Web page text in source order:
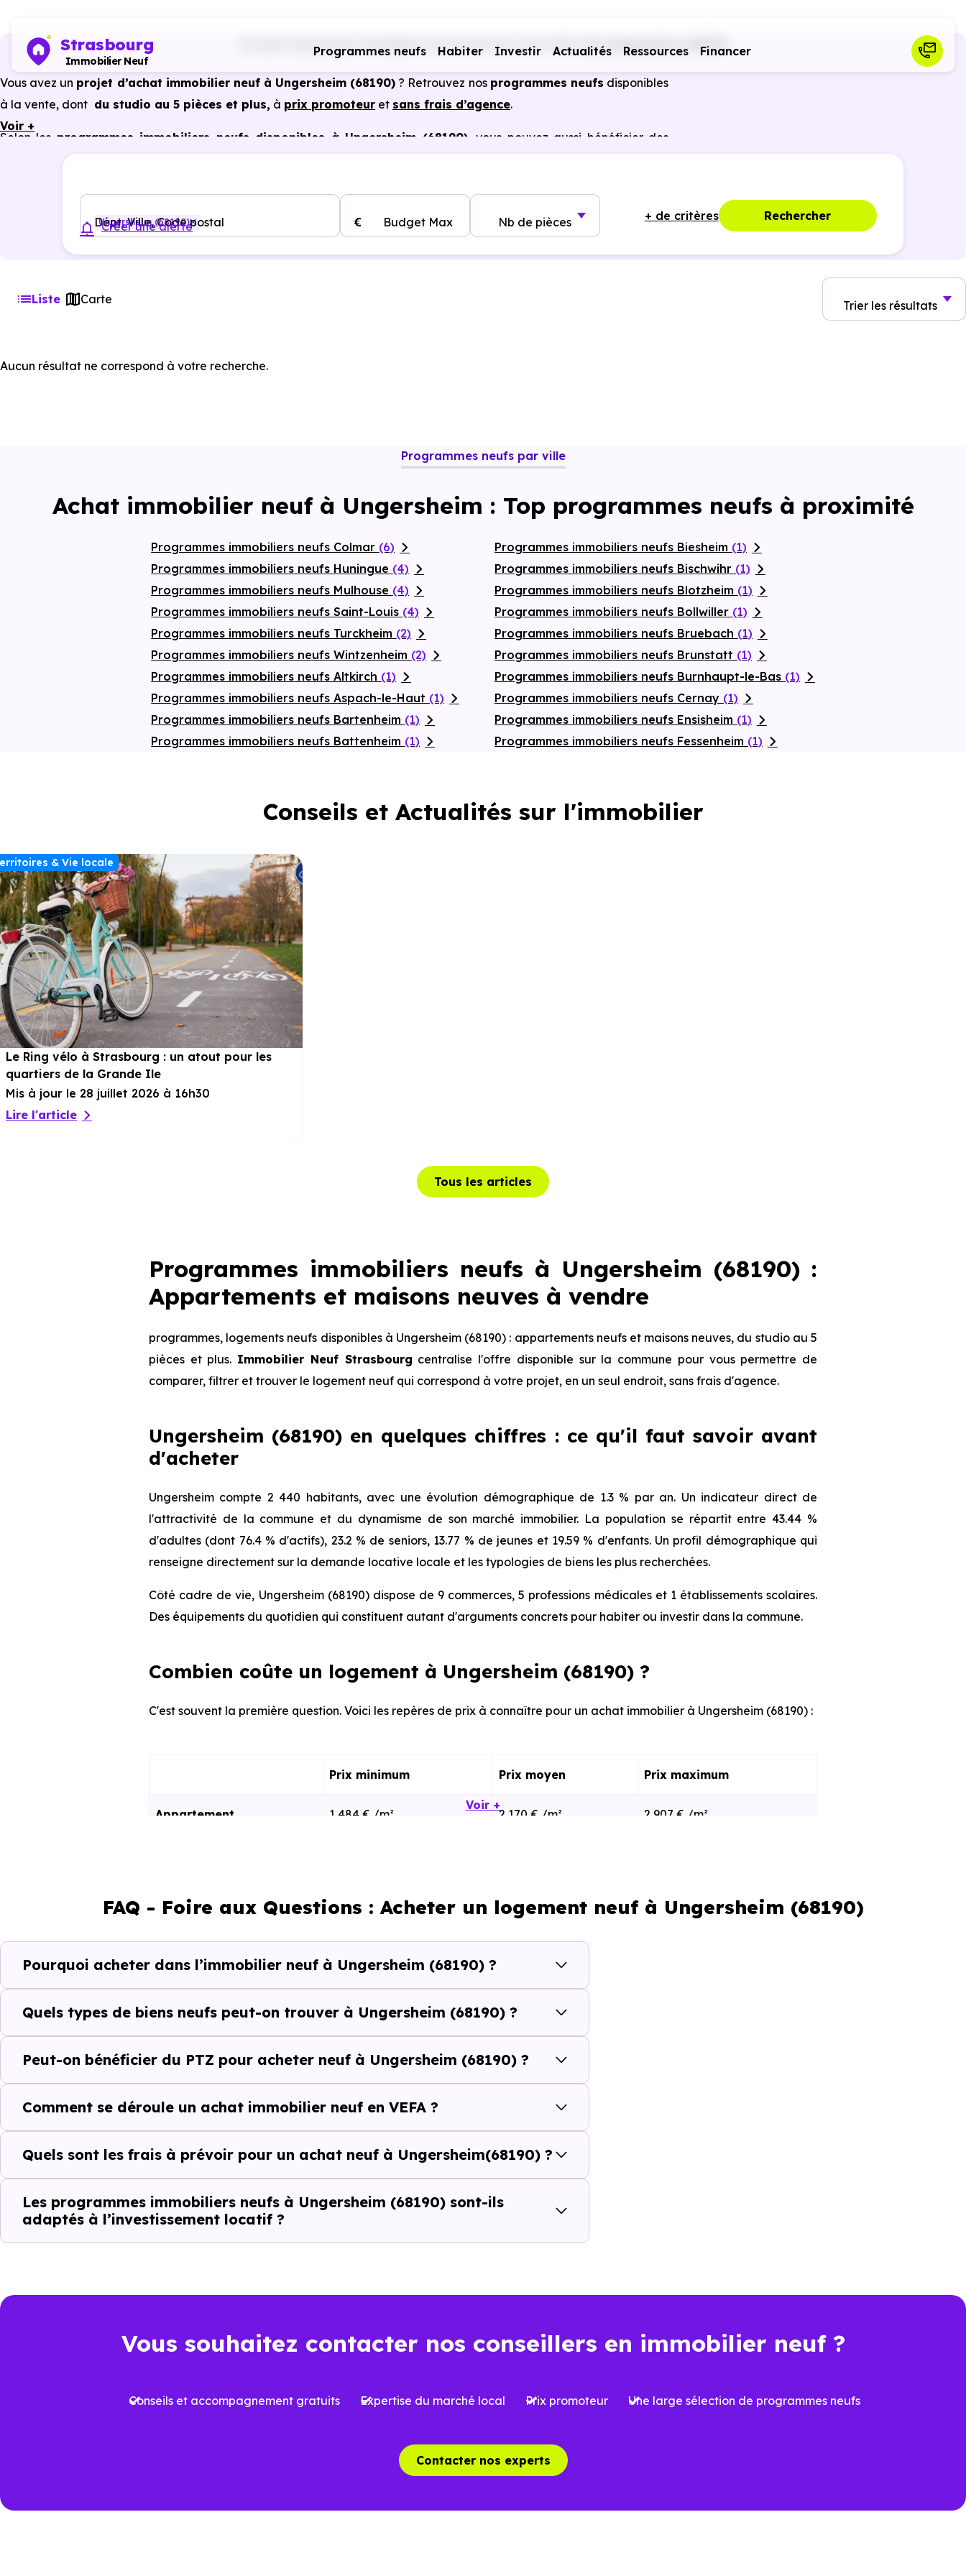
Strasbourg
Immobilier Neuf
Programmes neufs Habiter Investir Actualités Ressources Financer
Programmes immobiliers neufs Grand Est Haut-Rhin (68) Ungersheim (68190)
Vous avez un projet d’achat immobilier neuf à Ungersheim (68190) ? Retrouvez nos programmes neufs disponibles
à la vente, dont du studio au 5 pièces et plus, à prix promoteur et sans frais d’agence.
Selon les programmes immobiliers neufs disponibles à Ungersheim (68190) , vous pouvez aussi bénéficier des
Voir +
Dépt, Ville, Code postal
Ungersheim (68190) Budget Max
€ Nb de pièces + de critères Rechercher
Créer une alerte
Liste Carte Trier les résultats
Aucun résultat ne correspond à votre recherche.
Programmes neufs par ville
Achat immobilier neuf à Ungersheim : Top programmes neufs à proximité
Programmes immobiliers neufs Colmar (6)
Programmes immobiliers neufs Huningue (4)
Programmes immobiliers neufs Mulhouse (4)
Programmes immobiliers neufs Saint-Louis (4)
Programmes immobiliers neufs Turckheim (2)
Programmes immobiliers neufs Wintzenheim (2)
Programmes immobiliers neufs Altkirch (1)
Programmes immobiliers neufs Aspach-le-Haut (1)
Programmes immobiliers neufs Bartenheim (1)
Programmes immobiliers neufs Battenheim (1)
Programmes immobiliers neufs Biesheim (1)
Programmes immobiliers neufs Bischwihr (1)
Programmes immobiliers neufs Blotzheim (1)
Programmes immobiliers neufs Bollwiller (1)
Programmes immobiliers neufs Bruebach (1)
Programmes immobiliers neufs Brunstatt (1)
Programmes immobiliers neufs Burnhaupt-le-Bas (1)
Programmes immobiliers neufs Cernay (1)
Programmes immobiliers neufs Ensisheim (1)
Programmes immobiliers neufs Fessenheim (1)
Conseils et Actualités sur l'immobilier
& Vie locale
Le Ring vélo à Strasbourg : un atout pour les
quartiers de la Grande Ile
Mis à jour le 28 juillet 2026 à 16h30
Lire l'article
Tous les articles
Programmes immobiliers neufs à Ungersheim (68190) :
Appartements et maisons neuves à vendre
programmes, logements neufs disponibles à Ungersheim (68190) : appartements neufs et maisons neuves, du studio au 5
pièces et plus. Immobilier Neuf Strasbourg centralise l'offre disponible sur la commune pour vous permettre de
comparer, filtrer et trouver le logement neuf qui correspond à votre projet, en un seul endroit, sans frais d'agence.
Ungersheim (68190) en quelques chiffres : ce qu'il faut savoir avant
d'acheter
Ungersheim compte 2 440 habitants, avec une évolution démographique de 1.3 % par an. Un indicateur direct de
l'attractivité de la commune et du dynamisme de son marché immobilier. La population se répartit entre 43.44 %
d'adultes (dont 76.4 % d'actifs), 23.2 % de seniors, 13.77 % de jeunes et 19.59 % d'enfants. Un profil démographique qui
renseigne directement sur la demande locative locale et les typologies de biens les plus recherchées.
Côté cadre de vie, Ungersheim (68190) dispose de 9 commerces, 5 professions médicales et 1 établissements scolaires.
Des équipements du quotidien qui constituent autant d'arguments concrets pour habiter ou investir dans la commune.
Combien coûte un logement à Ungersheim (68190) ?
C'est souvent la première question. Voici les repères de prix à connaître pour un achat immobilier à Ungersheim (68190) :
Prix minimum Prix moyen Prix maximum
Appartement 1 484 € /m² 2 170 € /m² 2 907 € /m²
Ces prix varient selon la localisation dans la commune, la surface, les prestations et le stade d'avancement du
Le parc résidentiel de Ungersheim (68190) se compose de 14 % d'appartements et 86 % de maisons, dont 1.4 % de
résidences secondaires.
Avec 77.1 % de propriétaires et [[PourcentageLocataires] % de locataires, Ungersheim présente deux indicateurs
complémentaires : un marché de l'accession et un potentiel locatif à prendre en compte, pour tout projet
d'investissement ou d'achat de résidence principale..
Acheter dans le neuf ou dans l’ancien à Ungersheim (68190) :
comparer au-delà du prix au m²
À première vue, leprix au m² d’un logement neuf à Ungersheim (68190)
ancien. Pourtant, ce chiffre seul ne suffit pas à évaluer le vrai coût d’un achat immobilier. Pour comparer objectivement,
il faut regarder l’ensemble de l’opération : frais d’acquisition, financement, travaux, performance énergétique, sécurité
réduite
énergétique
prévoir
des charges mieux maîtrisées
Voir +
FAQ - Foire aux Questions : Acheter un logement neuf à Ungersheim (68190)
Pourquoi acheter dans l’immobilier neuf à Ungersheim (68190) ?
Quels types de biens neufs peut-on trouver à Ungersheim (68190) ?
Peut-on bénéficier du PTZ pour acheter neuf à Ungersheim (68190) ?
Comment se déroule un achat immobilier neuf en VEFA ?
Quels sont les frais à prévoir pour un achat neuf à Ungersheim(68190) ?
Les programmes immobiliers neufs à Ungersheim (68190) sont-ils
adaptés à l’investissement locatif ?
Vous souhaitez contacter nos conseillers en immobilier neuf ?
Conseils et accompagnement gratuits Expertise du marché local Prix promoteur Une large sélection de programmes neufs
Contacter nos experts